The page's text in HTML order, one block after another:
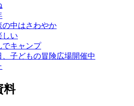
の中はさわやか
しい
でキャンプ
子どもの冒険広場開催中
料